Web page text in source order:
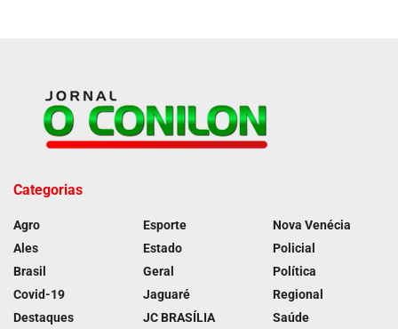
Categorias
Agro
Ales
Brasil
Covid-19
Destaques
Esporte
Estado
Geral
Jaguaré
JC BRASÍLIA
Nova Venécia
Policial
Política
Regional
Saúde